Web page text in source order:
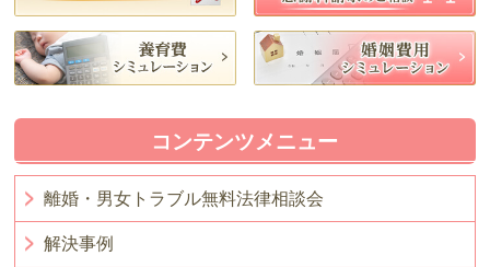
コンテンツメニュー
離婚・男女トラブル無料法律相談会
解決事例